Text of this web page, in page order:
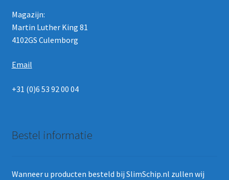
Magazijn:
Martin Luther King 81
4102GS Culemborg
Email
+31 (0)6 53 92 00 04
Bestel informatie
Wanneer u producten besteld bij SlimSchip.nl zullen wij